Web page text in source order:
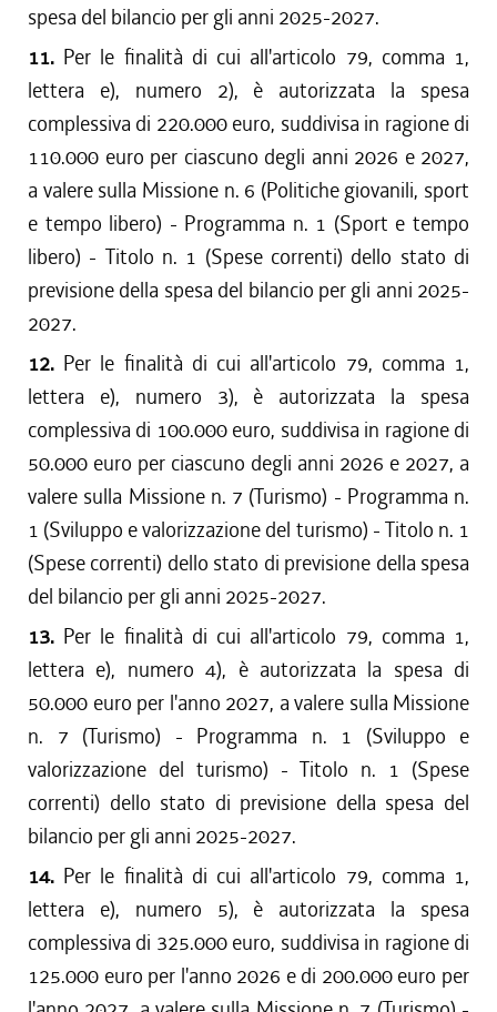
spesa del bilancio per gli anni 2025-2027.
11. Per le finalità di cui all'articolo 79, comma 1,
lettera e), numero 2), è autorizzata la spesa
complessiva di 220.000 euro, suddivisa in ragione di
110.000 euro per ciascuno degli anni 2026 e 2027,
a valere sulla Missione n. 6 (Politiche giovanili, sport
e tempo libero) - Programma n. 1 (Sport e tempo
libero) - Titolo n. 1 (Spese correnti) dello stato di
previsione della spesa del bilancio per gli anni 2025-
2027.
12. Per le finalità di cui all'articolo 79, comma 1,
lettera e), numero 3), è autorizzata la spesa
complessiva di 100.000 euro, suddivisa in ragione di
50.000 euro per ciascuno degli anni 2026 e 2027, a
valere sulla Missione n. 7 (Turismo) - Programma n.
1 (Sviluppo e valorizzazione del turismo) - Titolo n. 1
(Spese correnti) dello stato di previsione della spesa
del bilancio per gli anni 2025-2027.
13. Per le finalità di cui all'articolo 79, comma 1,
lettera e), numero 4), è autorizzata la spesa di
50.000 euro per l'anno 2027, a valere sulla Missione
n. 7 (Turismo) - Programma n. 1 (Sviluppo e
valorizzazione del turismo) - Titolo n. 1 (Spese
correnti) dello stato di previsione della spesa del
bilancio per gli anni 2025-2027.
14. Per le finalità di cui all'articolo 79, comma 1,
lettera e), numero 5), è autorizzata la spesa
complessiva di 325.000 euro, suddivisa in ragione di
125.000 euro per l'anno 2026 e di 200.000 euro per